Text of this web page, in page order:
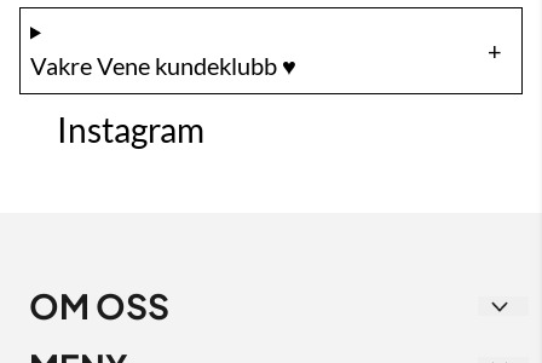
Vakre Vene kundeklubb ♥️
Instagram
OM OSS
Vakre Vene